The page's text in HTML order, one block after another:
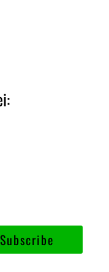
Subscribe